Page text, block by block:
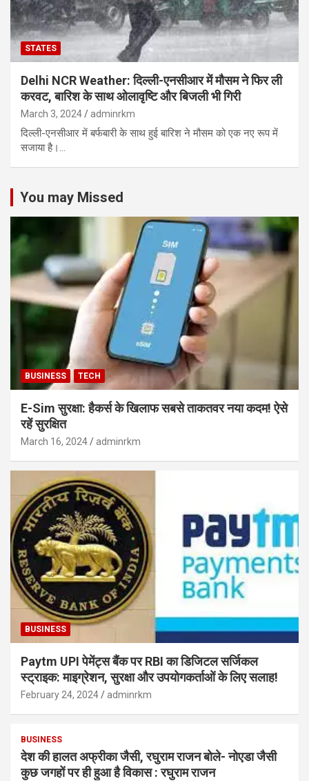
STATES
Delhi NCR Weather: दिल्ली-एनसीआर में मौसम ने फिर ली
करवट, बारिश के साथ ओलावृष्टि और बिजली भी गिरी
March 3, 2024 adminrkm
दिल्ली-एनसीआर में बर्फबारी के साथ हुई बारिश ने मौसम को एक नए रूप में
सजाया है।…
You may Missed
BUSINESS TECH
E-Sim सुरक्षा: हैकर्स के खिलाफ सबसे ताकतवर नया कदम! ऐसे
रहें सुरक्षित
March 16, 2024 adminrkm
BUSINESS
Paytm UPI पेमेंट्स बैंक पर RBI का डिजिटल सर्जिकल
स्ट्राइक: माइग्रेशन, सुरक्षा और उपयोगकर्ताओं के लिए सलाह!
February 24, 2024 adminrkm
BUSINESS
देश की हालत अफ्रीका जैसी, रघुराम राजन बोले- नोएडा जैसी
कुछ जगहों पर ही हुआ है विकास : रघुराम राजन